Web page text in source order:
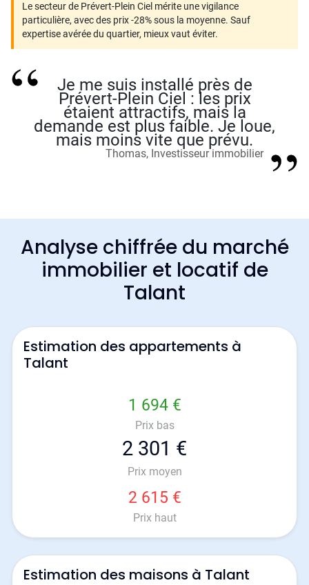
Le secteur de Prévert-Plein Ciel mérite une vigilance
particulière, avec des prix -28% sous la moyenne. Sauf
expertise avérée du quartier, mieux vaut éviter.
Je me suis installé près de
Prévert-Plein Ciel : les prix
étaient attractifs, mais la
demande est plus faible. Je loue,
mais moins vite que prévu.
Thomas, Investisseur immobilier
Analyse chiffrée du marché
immobilier et locatif de
Talant
Estimation des appartements à
Talant
1 694 €
Prix bas
2 301 €
Prix moyen
2 615 €
Prix haut
Estimation des maisons à Talant